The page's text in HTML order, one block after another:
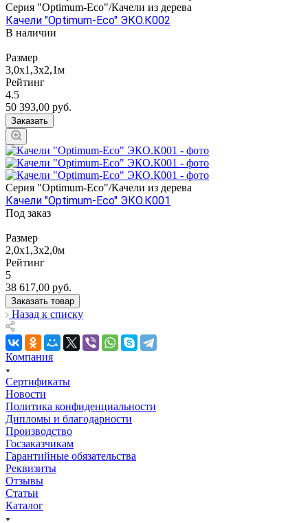
Серия "Оptimum-Еco"/Качели из дерева
Качели "Оptimum-Еco" ЭКО.К002
В наличии
Размер
3,0х1,3х2,1м
Рейтинг
4.5
50 393,00 руб.
Заказать
Серия "Оptimum-Еco"/Качели из дерева
Качели "Оptimum-Еco" ЭКО.К001
Под заказ
Размер
2,0x1,3x2,0м
Рейтинг
5
38 617,00 руб.
Заказать товар
Назад к списку
Компания
Сертификаты
Новости
Политика конфиденциальности
Дипломы и благодарности
Производство
Госзаказчикам
Гарантийные обязательства
Реквизиты
Отзывы
Статьи
Каталог